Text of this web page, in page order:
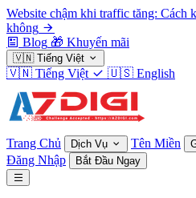
Website chậm khi traffic tăng: Cách
không
Blog 🎁 Khuyến mãi
🇻🇳 Tiếng Việt
🇻🇳 Tiếng Việt 🇺🇸 English
Trang Chủ Dịch Vụ Tên Miền
Đăng Nhập Bắt Đầu Ngay